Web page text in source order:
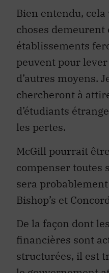
Bien entendu, cela
choses demeurent
établissements
peuvent pour
d’autres moyens.
chercheront à
d’étudiants
les pertes.
McGill pourrait être
compenser toutes
sera
Bishop’s et
De la façon dont
financières sont
structurées, il est
le gouvernement